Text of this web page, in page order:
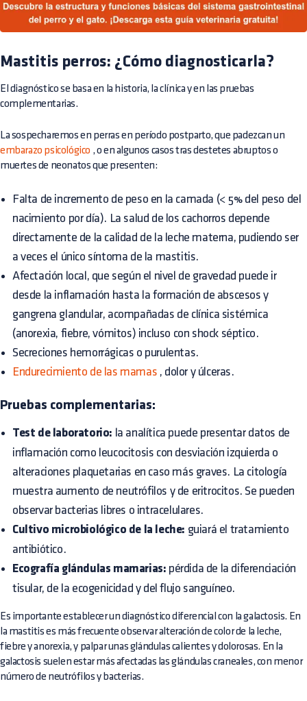
Mastitis perros: ¿Cómo diagnosticarla?
El diagnóstico se basa en la historia, la clínica y en las pruebas
complementarias.
La sospecharemos en perras en período postparto, que padezcan un
embarazo psicológico , o en algunos casos tras destetes abruptos o
muertes de neonatos que presenten:
Falta de incremento de peso en la camada (< 5% del peso del
nacimiento por día). La salud de los cachorros depende
directamente de la calidad de la leche materna, pudiendo ser
a veces el único síntoma de la mastitis.
Afectación local, que según el nivel de gravedad puede ir
desde la inflamación hasta la formación de abscesos y
gangrena glandular, acompañadas de clínica sistémica
(anorexia, fiebre, vómitos) incluso con shock séptico.
Secreciones hemorrágicas o purulentas.
Endurecimiento de las mamas , dolor y úlceras.
Pruebas complementarias:
Test de laboratorio: la analítica puede presentar datos de
inflamación como leucocitosis con desviación izquierda o
alteraciones plaquetarias en caso más graves. La citología
muestra aumento de neutrófilos y de eritrocitos. Se pueden
observar bacterias libres o intracelulares.
Cultivo microbiológico de la leche: guiará el tratamiento
antibiótico.
Ecografía glándulas mamarias: pérdida de la diferenciación
tisular, de la ecogenicidad y del flujo sanguíneo.
Es importante establecer un diagnóstico diferencial con la galactosis. En
la mastitis es más frecuente observar alteración de color de la leche,
fiebre y anorexia, y palpar unas glándulas calientes y dolorosas. En la
galactosis suelen estar más afectadas las glándulas craneales, con menor
número de neutrófilos y bacterias.